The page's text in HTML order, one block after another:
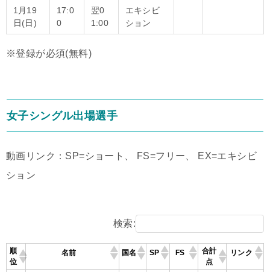
1月19
日(日)
17:0
0
翌0
1:00
エキシビ
ション
※登録が必須(無料)
女子シングル出場選手
動画リンク：SP=ショート、 FS=フリー、 EX=エキシビ
ション
検索:
順
位
名前 国名 SP FS
合計
点
リンク